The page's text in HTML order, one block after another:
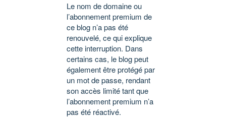
Le nom de domaine ou
l’abonnement premium de
ce blog n’a pas été
renouvelé, ce qui explique
cette interruption. Dans
certains cas, le blog peut
également être protégé par
un mot de passe, rendant
son accès limité tant que
l’abonnement premium n’a
pas été réactivé.